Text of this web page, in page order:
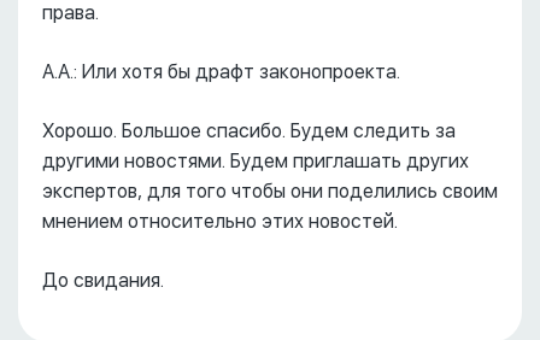
права.
А.А.: Или хотя бы драфт законопроекта.
Хорошо. Большое спасибо. Будем следить за
другими новостями. Будем приглашать других
экспертов, для того чтобы они поделились своим
мнением относительно этих новостей.
До свидания.